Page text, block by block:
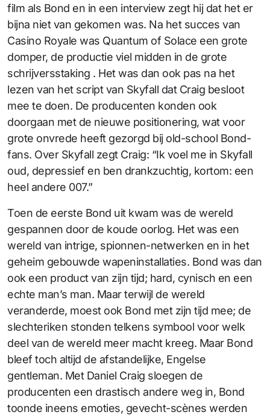
film als Bond en in een interview zegt hij dat het er
bijna niet van gekomen was. Na het succes van
Casino Royale was Quantum of Solace een grote
domper, de productie viel midden in de grote
schrijversstaking . Het was dan ook pas na het
lezen van het script van Skyfall dat Craig besloot
mee te doen. De producenten konden ook
doorgaan met de nieuwe positionering, wat voor
grote onvrede heeft gezorgd bij old-school Bond-
fans. Over Skyfall zegt Craig: “Ik voel me in Skyfall
oud, depressief en ben drankzuchtig, kortom: een
heel andere 007.”
Toen de eerste Bond uit kwam was de wereld
gespannen door de koude oorlog. Het was een
wereld van intrige, spionnen-netwerken en in het
geheim gebouwde wapeninstallaties. Bond was dan
ook een product van zijn tijd; hard, cynisch en een
echte man’s man. Maar terwijl de wereld
veranderde, moest ook Bond met zijn tijd mee; de
slechteriken stonden telkens symbool voor welk
deel van de wereld meer macht kreeg. Maar Bond
bleef toch altijd de afstandelijke, Engelse
gentleman. Met Daniel Craig sloegen de
producenten een drastisch andere weg in, Bond
toonde ineens emoties, gevecht-scènes werden